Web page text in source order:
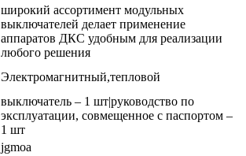
широкий ассортимент модульных
выключателей делает применение
аппаратов ДКС удобным для реализации
любого решения
Электромагнитный,тепловой
выключатель – 1 шт|руководство по
эксплуатации, совмещенное с паспортом –
1 шт
jgmoa